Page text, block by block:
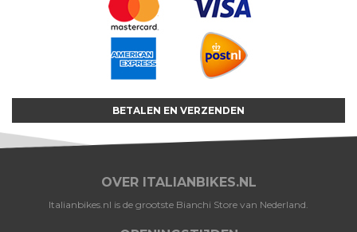
BETALEN EN VERZENDEN
OVER ITALIANBIKES.NL
Italianbikes.nl is de grootste Bianchi Store van Nederland.